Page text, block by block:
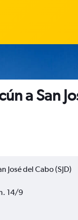
a San
14/9